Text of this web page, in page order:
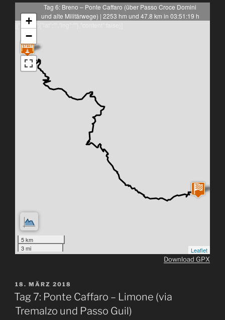
Tag 6: Breno – Ponte Caffaro (über Passo Croce Domini
und alte Militärwege) | 2253 hm und 47.8 km in 03:51:19 h
[{"latlng":{"lat":"","lng":""},"content":false}]
+
−
5 km
3 mi
Leaflet
Download GPX
VERÖFFENTLICHT
AM
18. MÄRZ 2018
Tag 7: Ponte Caffaro – Limone (via
Tremalzo und Passo Guil)